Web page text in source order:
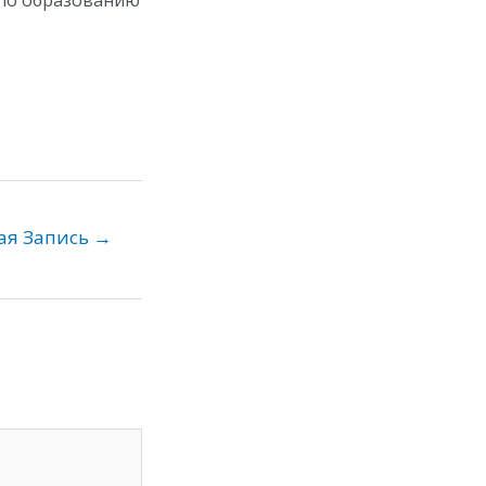
Запись →